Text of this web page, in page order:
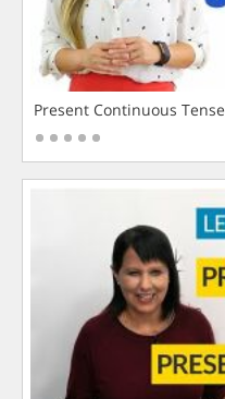
Present Continuous Tense